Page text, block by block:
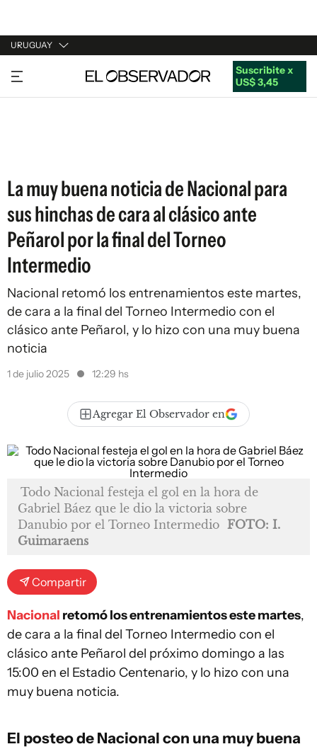
URUGUAY
URUGUAY
ARGENTINA
Suscribite x
US$ 3,45
La muy buena noticia de Nacional para
sus hinchas de cara al clásico ante
Peñarol por la final del Torneo
Intermedio
Nacional retomó los entrenamientos este martes,
de cara a la final del Torneo Intermedio con el
clásico ante Peñarol, y lo hizo con una muy buena
noticia
1 de julio 2025 12:29 hs
Agregar El Observador en
Todo Nacional festeja el gol en la hora de
Gabriel Báez que le dio la victoria sobre
Danubio por el Torneo Intermedio FOTO: I.
Guimaraens
Compartir
Nacional retomó los entrenamientos este martes,
de cara a la final del Torneo Intermedio con el
clásico ante Peñarol del próximo domingo a las
15:00 en el Estadio Centenario, y lo hizo con una
muy buena noticia.
El posteo de Nacional con una muy buena